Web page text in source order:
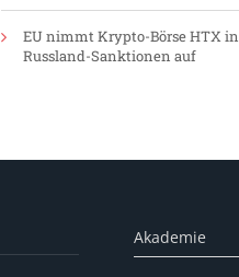
EU nimmt Krypto-Börse HTX in
Russland-Sanktionen auf
Akademie